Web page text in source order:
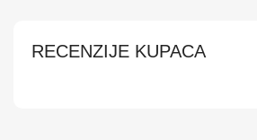
RECENZIJE KUPACA